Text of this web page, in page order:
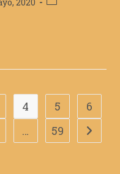
4 5
6
… 59 Ir a la